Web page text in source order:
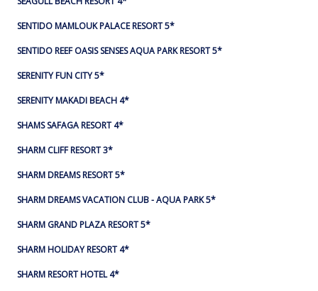
SENTIDO MAMLOUK PALACE RESORT 5*
SENTIDO REEF OASIS SENSES AQUA PARK RESORT 5*
SERENITY FUN CITY 5*
SERENITY MAKADI BEACH 4*
SHAMS SAFAGA RESORT 4*
SHARM CLIFF RESORT 3*
SHARM DREAMS RESORT 5*
SHARM DREAMS VACATION CLUB - AQUA PARK 5*
SHARM GRAND PLAZA RESORT 5*
SHARM HOLIDAY RESORT 4*
SHARM RESORT HOTEL 4*